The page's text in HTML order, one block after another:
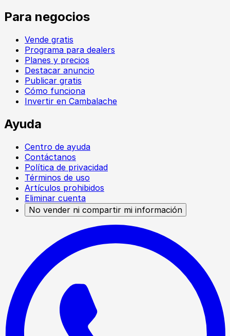
Para negocios
Vende gratis
Programa para dealers
Planes y precios
Destacar anuncio
Publicar gratis
Cómo funciona
Invertir en Cambalache
Ayuda
Centro de ayuda
Contáctanos
Política de privacidad
Términos de uso
Artículos prohibidos
Eliminar cuenta
No vender ni compartir mi información